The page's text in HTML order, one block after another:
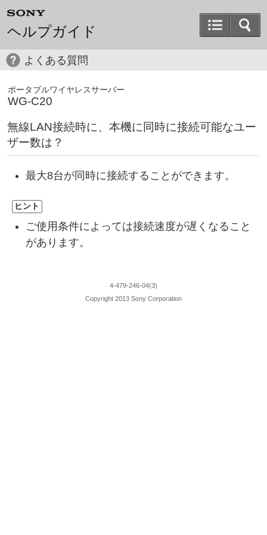
ヘルプガイド
よくある質問
ポータブルワイヤレスサーバー
WG-C20
無線LAN接続時に、本機に同時に接続可能なユー
ザー数は？
最大8台が同時に接続することができます。
ヒント
ご使用条件によっては接続速度が遅くなること
があります。
4-479-246-04(3)
Copyright 2013 Sony Corporation